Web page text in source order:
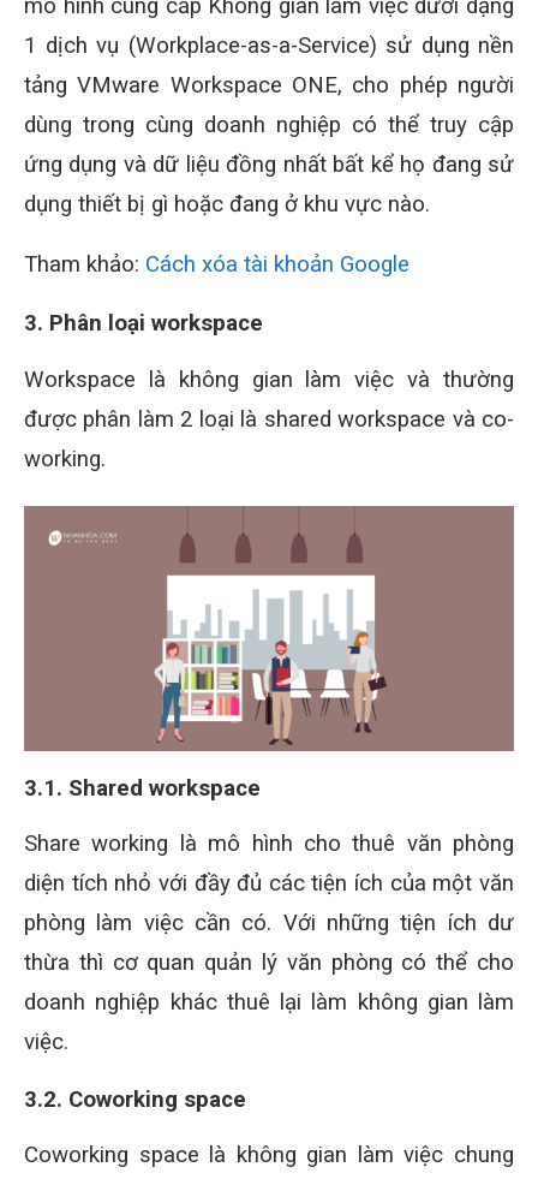
mô hình cung cấp Không gian làm việc dưới dạng
1 dịch vụ (Workplace-as-a-Service) sử dụng nền
tảng VMware Workspace ONE, cho phép người
dùng trong cùng doanh nghiệp có thể truy cập
ứng dụng và dữ liệu đồng nhất bất kể họ đang sử
dụng thiết bị gì hoặc đang ở khu vực nào.
Tham khảo: Cách xóa tài khoản Google
3. Phân loại workspace
Workspace là không gian làm việc và thường
được phân làm 2 loại là shared workspace và co-
working.
3.1. Shared workspace
Share working là mô hình cho thuê văn phòng
diện tích nhỏ với đầy đủ các tiện ích của một văn
phòng làm việc cần có. Với những tiện ích dư
thừa thì cơ quan quản lý văn phòng có thể cho
doanh nghiệp khác thuê lại làm không gian làm
việc.
3.2. Coworking space
Coworking space là không gian làm việc chung